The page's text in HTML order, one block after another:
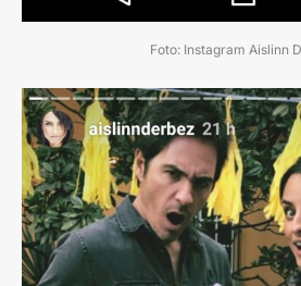
Foto: Instagram Aislinn